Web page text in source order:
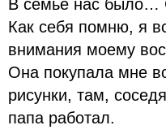
В семье нас было…
Как себя помню, я
внимания моему
Она покупала мне
рисунки, там,
папа работал.